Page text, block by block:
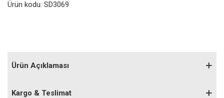
Ürün kodu: SD3069
Ürün Açıklaması
Kargo & Teslimat